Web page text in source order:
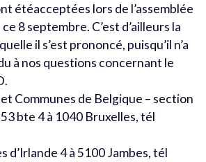
étéacceptées lors de l’assemblée
8 septembre. C’est d’ailleurs la
il s’est prononcé, puisqu’il n’a
à nos questions concernant le
Communes de Belgique – section
53 bte 4 à 1040 Bruxelles, tél
d’Irlande 4 à 5100 Jambes, tél